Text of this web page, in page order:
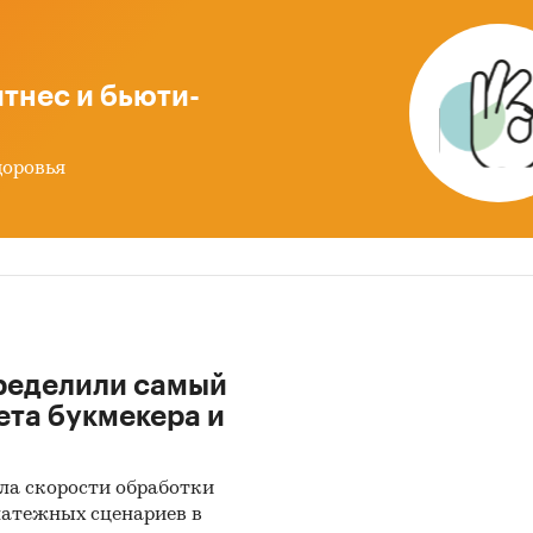
в официальной статистике представлены
домохозяйств по итогам одновременно 2-х
Указаны также диапазоны интенсивности
спрос в 2024 году?
Помимо данных за
в отчете приведены темпы прироста рынка и
цветом, соответствующим интенсивности
данные только по тем регионам, по которым в
по итогам одновременно 2-х лет, 2023 и 2024
и бьюти-
самый
букмекера и
скорости обработки
сценариев в